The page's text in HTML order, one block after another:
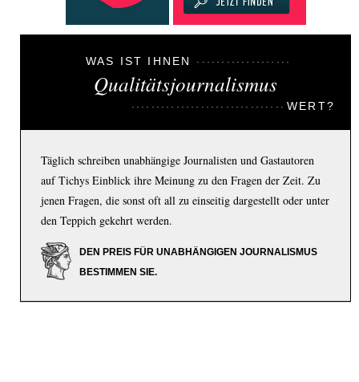
WAS IST IHNEN
Qualitätsjournalismus
WERT?
Täglich schreiben unabhängige Journalisten und Gastautoren
auf Tichys Einblick ihre Meinung zu den Fragen der Zeit. Zu
jenen Fragen, die sonst oft all zu einseitig dargestellt oder unter
den Teppich gekehrt werden.
DEN PREIS FÜR UNABHÄNGIGEN JOURNALISMUS
BESTIMMEN SIE.